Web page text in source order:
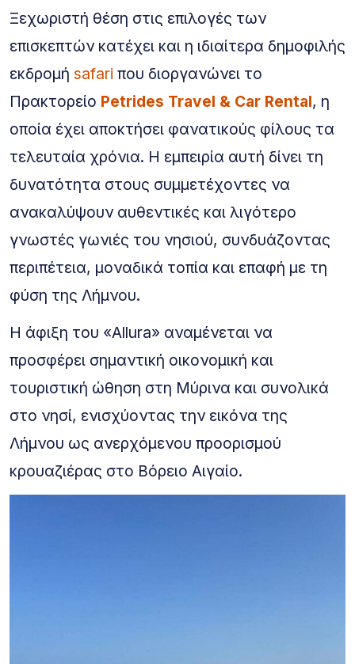
Ξεχωριστή θέση στις επιλογές των
επισκεπτών κατέχει και η ιδιαίτερα δημοφιλής
εκδρομή safari που διοργανώνει το
Πρακτορείο Petrides Travel & Car Rental, η
οποία έχει αποκτήσει φανατικούς φίλους τα
τελευταία χρόνια. Η εμπειρία αυτή δίνει τη
δυνατότητα στους συμμετέχοντες να
ανακαλύψουν αυθεντικές και λιγότερο
γνωστές γωνιές του νησιού, συνδυάζοντας
περιπέτεια, μοναδικά τοπία και επαφή με τη
φύση της Λήμνου.
Η άφιξη του «Allura» αναμένεται να
προσφέρει σημαντική οικονομική και
τουριστική ώθηση στη Μύρινα και συνολικά
στο νησί, ενισχύοντας την εικόνα της
Λήμνου ως ανερχόμενου προορισμού
κρουαζιέρας στο Βόρειο Αιγαίο.